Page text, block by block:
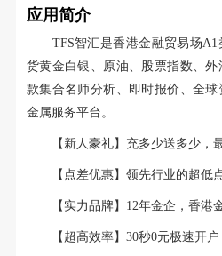
应用简介
TFS智汇是香港金融贸易场A1
货黄金白银、原油、股票指数、
款集合名师分析、即时报价、全
金属服务平台。
【新人豪礼】充多少送多少，最
【点差优惠】领先行业的超低
【实力品牌】12年金企，香港
【超高效率】30秒0元极速开户